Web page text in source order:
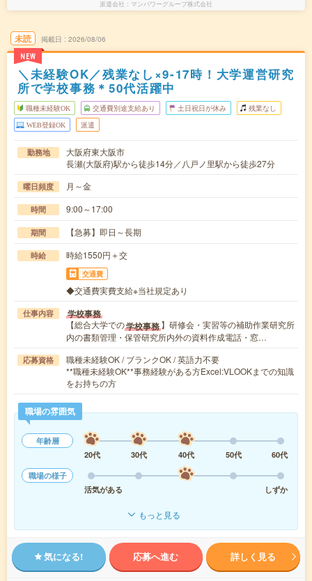
派遣会社 マンパワーグループ株式会社
未読
NEW
掲載日 2026/08/06
＼未経験OK／残業なし×9-17時！大学運営研究
所で学校事務＊50代活躍中
職種未経験OK 交通費別途支給あり 土日祝日が休み 残業なし
WEB登録OK 派遣
勤務地
大阪府東大阪市
長瀬(大阪府)駅から徒歩14分／八戸ノ里駅から徒歩27分
曜日頻度 月～金
時間 9:00～17:00
期間 【急募】即日～長期
時給 時給1550円＋交
交通費
◆交通費実費支給※当社規定あり
仕事内容 学校事務
【総合大学での学校事務】研修会・実習等の補助作業研究所
内の書類管理・保管研究所内外の資料作成電話・窓…
応募資格
職種未経験OK / ブランクOK / 英語力不要
**職種未経験OK**事務経験がある方Excel:VLOOKまでの知識
をお持ちの方
職場の雰囲気
年齢層
20代
30代 40代 50代
60代
職場の様子
活気がある
しずか
もっと見る
気になる! 応募へ進む 詳しく見る